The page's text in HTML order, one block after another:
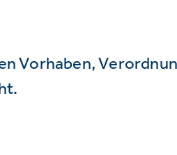
Vorhaben,